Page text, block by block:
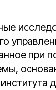
при